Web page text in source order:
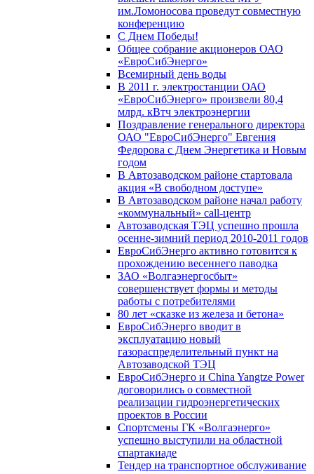
им.Ломоносова проведут совместную
конференцию
С Днем Победы!
Общее собрание акционеров ОАО
«ЕвроСибЭнерго»
Всемирный день воды
В 2011 г. электростанции ОАО
«ЕвроСибЭнерго» произвели 80,4
млрд. кВтч электроэнергии
Поздравление генерального директора
ОАО "ЕвроСибЭнерго" Евгения
Федорова с Днем Энергетика и Новым
годом
В Автозаводском районе стартовала
акция «В свободном доступе»
В Автозаводском районе начал работу
«коммунальный» call-центр
Автозаводская ТЭЦ успешно прошла
осенне-зимний период 2010-2011 годов
ЕвроСибЭнерго активно готовится к
прохождению весеннего паводка
ЗАО «Волгаэнергосбыт»
совершенствует формы и методы
работы с потребителями
80 лет «сказке из железа и бетона»
ЕвроСибЭнерго вводит в
эксплуатацию новый
газораспределительный пункт на
Автозаводской ТЭЦ
ЕвроСибЭнерго и China Yangtze Power
договорились о совместной
реализации гидроэнергетических
проектов в России
Спортсмены ГК «Волгаэнерго»
успешно выступили на областной
спартакиаде
Тендер на транспортное обслуживание